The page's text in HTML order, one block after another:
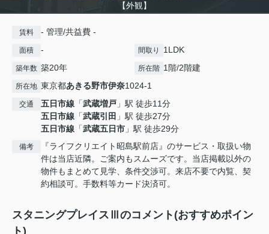
【外観】
賃料 - 管理/共益費 -
面積 - 間取り 1LDK
築年数 築20年 所在階 1階/2階建
所在地 東京都あきる野市伊奈1024-1
交通 五日市線 「武蔵増戸 」駅 徒歩11分
五日市線 「武蔵引田 」駅 徒歩27分
五日市線 「武蔵五日市 」駅 徒歩29分
備考
『ライフクリエイト昭島駅前店』のサービス・取扱い物
件は当店近隣。ご案内もスムーズです。当店掲載以外の
物件もまとめて見学、条件交渉可。来店不要で内覧、契
約相談可。手数料等カード決済可。
スタニングプレイスⅢのコメント(おすすめポイン
ト)